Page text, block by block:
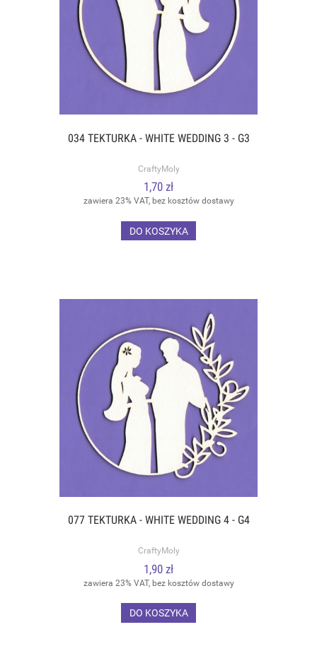
034 TEKTURKA - WHITE WEDDING 3 - G3
CraftyMoly
1,70 zł
zawiera 23% VAT, bez kosztów dostawy
DO KOSZYKA
077 TEKTURKA - WHITE WEDDING 4 - G4
CraftyMoly
1,90 zł
zawiera 23% VAT, bez kosztów dostawy
DO KOSZYKA